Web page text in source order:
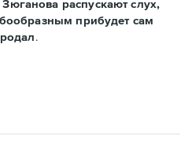
распускают слух,
прибудет сам
.